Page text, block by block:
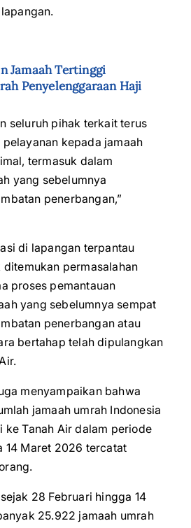
Jamaah Tertinggi
Penyelenggaraan Haji
seluruh pihak terkait terus
kepada jamaah
termasuk dalam
yang sebelumnya
penerbangan,”
di lapangan terpantau
permasalahan
proses pemantauan
yang sebelumnya sempat
penerbangan atau
bertahap telah dipulangkan
menyampaikan bahwa
jamaah umrah Indonesia
ke Tanah Air dalam periode
14 Maret 2026 tercatat
28 Februari hingga 14
25.922 jamaah umrah